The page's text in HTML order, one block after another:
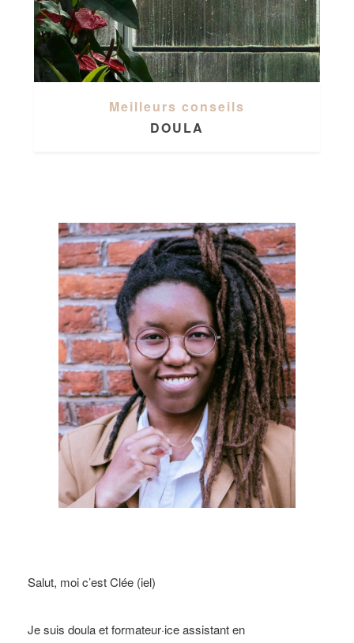
Meilleurs conseils
DOULA
Salut, moi c’est Clée (iel)
Je suis doula et formateur·ice assistant en